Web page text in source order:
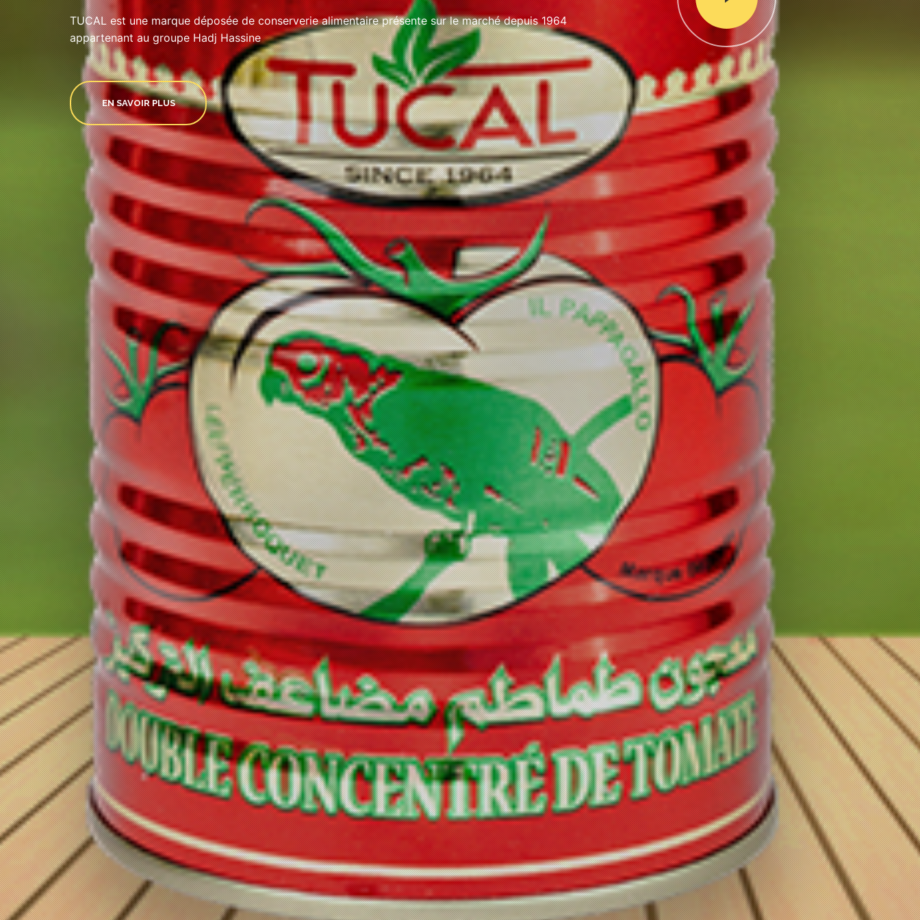
TUCAL est une marque déposée de conserverie alimentaire présente sur le marché depuis 1964
appartenant au groupe Hadj Hassine
EN SAVOIR PLUS